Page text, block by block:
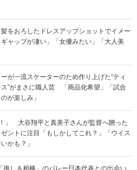
をおろしたドレスアップショットでイメー
ャップが凄い」「女優みたい」「大人美
が一流スケーターのため作り上げた“ティ
ス”がまさに職人芸 「商品化希望」「試合
が楽しみ」
！」 大谷翔平と真美子さんが監督へ贈った
ントに注目「もしかしてこれ？」「ウイス
かも？」
推し＆相棒」のバレー日本代表との出会い